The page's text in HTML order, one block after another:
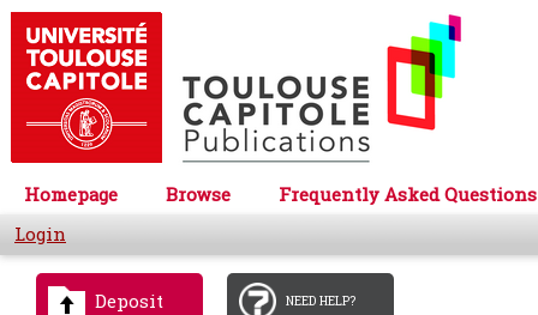
Homepage Browse
Frequently Asked Questions
Login
Deposit NEED HELP?